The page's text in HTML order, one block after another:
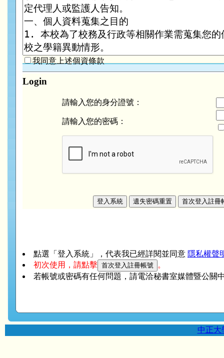
我同意上述個資條款
Login
請輸入您的身分證號：
請輸入您的密碼：
點選「登入系統」，代表我已經詳閱並同意 隱私權聲
初次使用，請點擊
。
若帳號或密碼有任何問題，請電洽秘書室媒體暨公關
中正大